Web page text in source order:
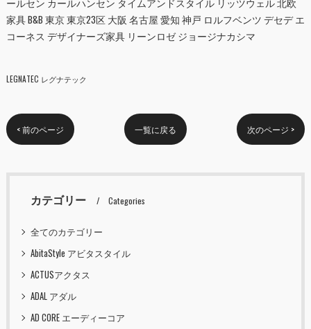
家具 B&B 東京 東京23区 大阪 名古屋 愛知 神戸 ロルフベンツ デセデ エ
コーネス デザイナーズ家具 リーンロゼ ジョージナカシマ
LEGNATEC レグナテック
< 前のページ 一覧に戻る 次のページ >
カテゴリー Categories
全てのカテゴリー
AbitaStyle アビタスタイル
ACTUSアクタス
ADAL アダル
AD CORE エーディーコア